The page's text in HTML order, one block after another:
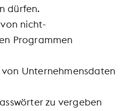
dürfen.
nicht-
Programmen
Unternehmensdaten
zu vergeben